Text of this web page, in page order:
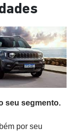
seu segmento.
por seu